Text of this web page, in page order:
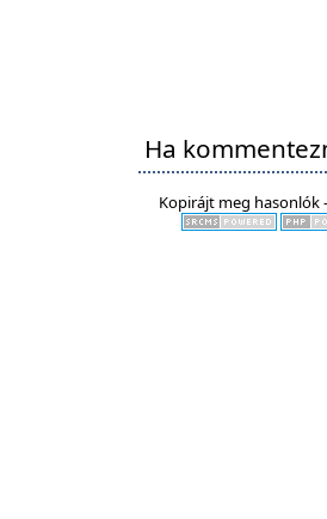
Ha
Kopirájt meg hasonlók